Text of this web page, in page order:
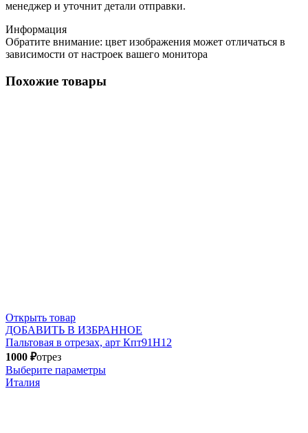
менеджер и уточнит детали отправки.
Информация
Обратите внимание: цвет изображения может отличаться в
зависимости от настроек вашего монитора
Похожие товары
Открыть товар
ДОБАВИТЬ В ИЗБРАННОЕ
Пальтовая в отрезах, арт Кпт91Н12
1000 ₽отрез
Выберите параметры
Италия